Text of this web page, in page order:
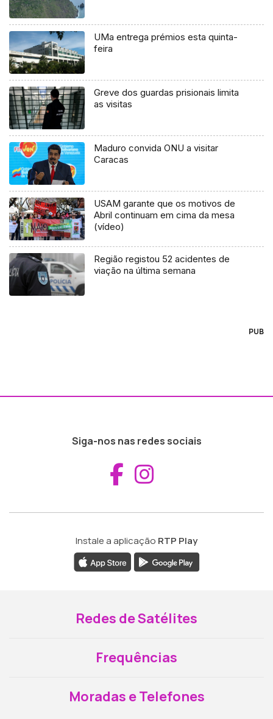
UMa entrega prémios esta quinta-
feira
Greve dos guardas prisionais limita
as visitas
Maduro convida ONU a visitar
Caracas
USAM garante que os motivos de
Abril continuam em cima da mesa
(vídeo)
Região registou 52 acidentes de
viação na última semana
PUB
Siga-nos nas redes sociais
Aceder ao
Instale a aplicação RTP Play
Redes de Satélites
Frequências
Moradas e Telefones